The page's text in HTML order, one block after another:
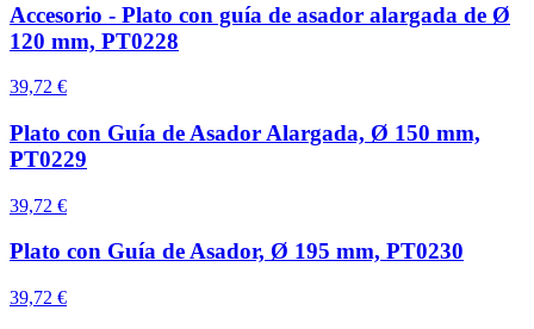
Accesorio - Plato con guía de asador alargada de Ø
120 mm, PT0228
39,72 €
Plato con Guía de Asador Alargada, Ø 150 mm,
PT0229
39,72 €
Plato con Guía de Asador, Ø 195 mm, PT0230
39,72 €